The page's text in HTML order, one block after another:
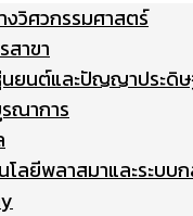
งวิศวกรรมศาสตร์
สาขา
นยนต์และปัญญาประดิ
ณาการ
โลยีพลาสมาและระบบ